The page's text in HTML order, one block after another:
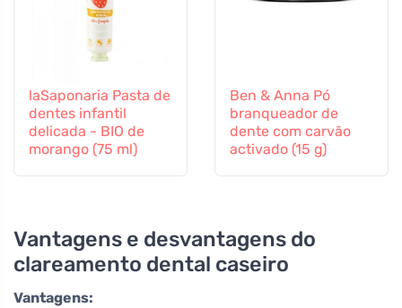
laSaponaria Pasta de
dentes infantil
delicada - BIO de
morango (75 ml)
Ben & Anna Pó
branqueador de
dente com carvão
activado (15 g)
Vantagens e desvantagens do
clareamento dental caseiro
Vantagens: